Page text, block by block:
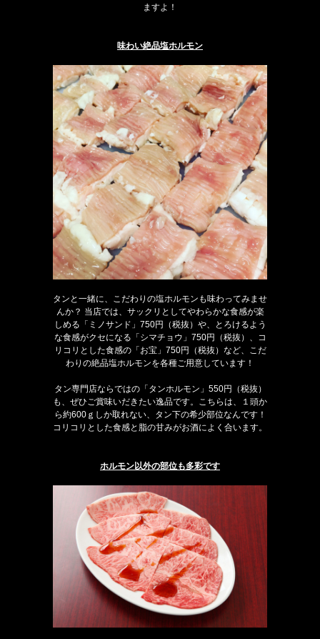
ますよ！
味わい絶品塩ホルモン
タンと一緒に、こだわりの塩ホルモンも味わってみませ
んか？ 当店では、サックリとしてやわらかな食感が楽
しめる「ミノサンド」750円（税抜）や、とろけるよう
な食感がクセになる「シマチョウ」750円（税抜）、コ
リコリとした食感の「お宝」750円（税抜）など、こだ
わりの絶品塩ホルモンを各種ご用意しています！
タン専門店ならではの「タンホルモン」550円（税抜）
も、ぜひご賞味いだきたい逸品です。こちらは、１頭か
ら約600ｇしか取れない、タン下の希少部位なんです！
コリコリとした食感と脂の甘みがお酒によく合います。
ホルモン以外の部位も多彩です